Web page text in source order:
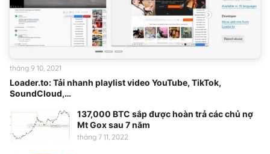
Loader.to: Tải nhanh playlist video YouTube, TikTok,
SoundCloud,…
tháng 9 10, 2021
137,000 BTC sắp được hoàn trả các chủ nợ
Mt Gox sau 7 năm
tháng 7 11, 2022